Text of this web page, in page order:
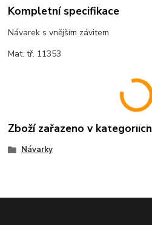
Kompletní specifikace
Návarek s vnějším závitem
Mat. tř. 11353
Zboží zařazeno v kategoriích
Návarky